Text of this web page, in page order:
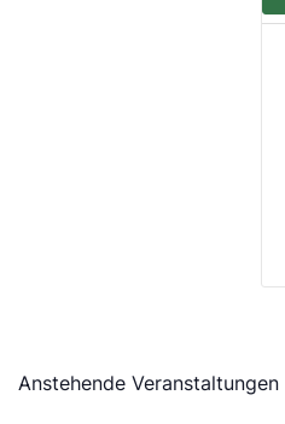
Anstehende Veranstaltungen